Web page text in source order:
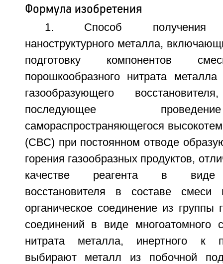
Формула изобретения
1. Способ получения
наноструктурного металла,
подготовку компонентов
порошкообразного нитрата
газообразующего
последующее
самораспространяющегося
(СВС) при постоянном отводе
горения газообразных продуктов,
качестве реагента в виде
восстановителя в составе смеси
органическое соединение из группы
соединений в виде многоатомного
нитрата металла, инертного к
выбирают металл из побочной